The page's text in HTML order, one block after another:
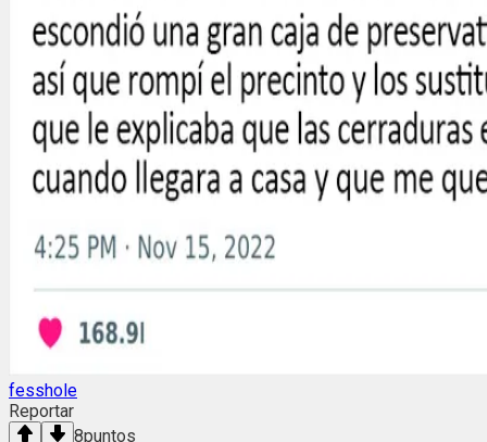
fesshole
Reportar
8puntos